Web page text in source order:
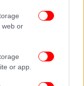
web or
or app.